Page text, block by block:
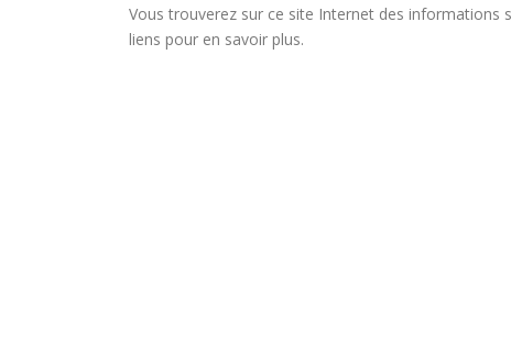
Vous trouverez sur ce site Internet des informations
liens pour en savoir plus.